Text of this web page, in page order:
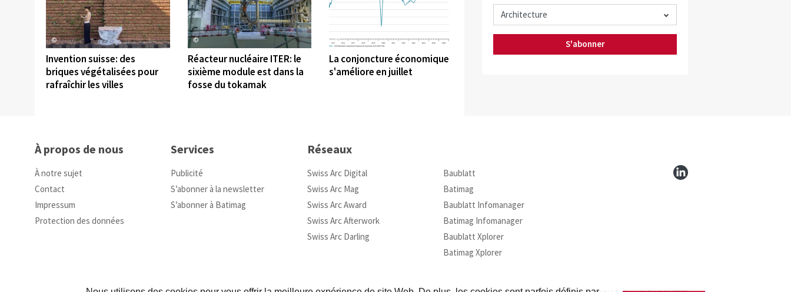
©
Invention suisse: des
briques végétalisées pour
rafraîchir les villes
©
Réacteur nucléaire ITER: le
sixième module est dans la
fosse du tokamak
©
La conjoncture économique
s'améliore en juillet
S'abonner
À propos de nous
À notre sujet
Contact
Impressum
Protection des données
Services
Publicité
S’abonner à la newsletter
S’abonner à Batimag
Réseaux
Swiss Arc Digital
Swiss Arc Mag
Swiss Arc Award
Swiss Arc Afterwork
Swiss Arc Darling
Baublatt
Batimag
Baublatt Infomanager
Batimag Infomanager
Baublatt Xplorer
Batimag Xplorer